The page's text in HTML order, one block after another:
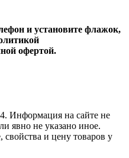
и установите флажок,
офертой.
Информация на сайте не
явно не указано иное.
и цену товаров у